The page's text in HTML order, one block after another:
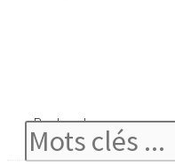
Rechercher